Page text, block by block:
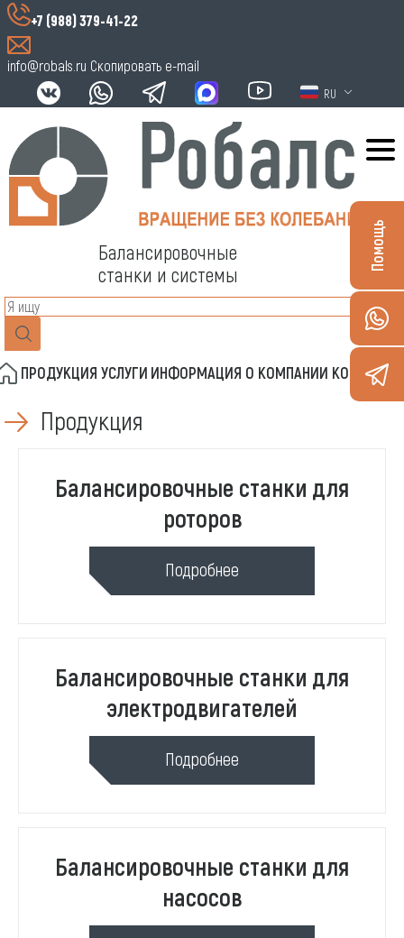
+7 (988) 379-41-22
info@robals.ru Скопировать e-mail
RU
Балансировочные
станки и системы
ПРОДУКЦИЯ УСЛУГИ ИНФОРМАЦИЯ О КОМПАНИИ КОНТАКТЫ
Продукция
Балансировочные станки для
роторов
Подробнее
Балансировочные станки для
электродвигателей
Подробнее
Балансировочные станки для
насосов
Помощь